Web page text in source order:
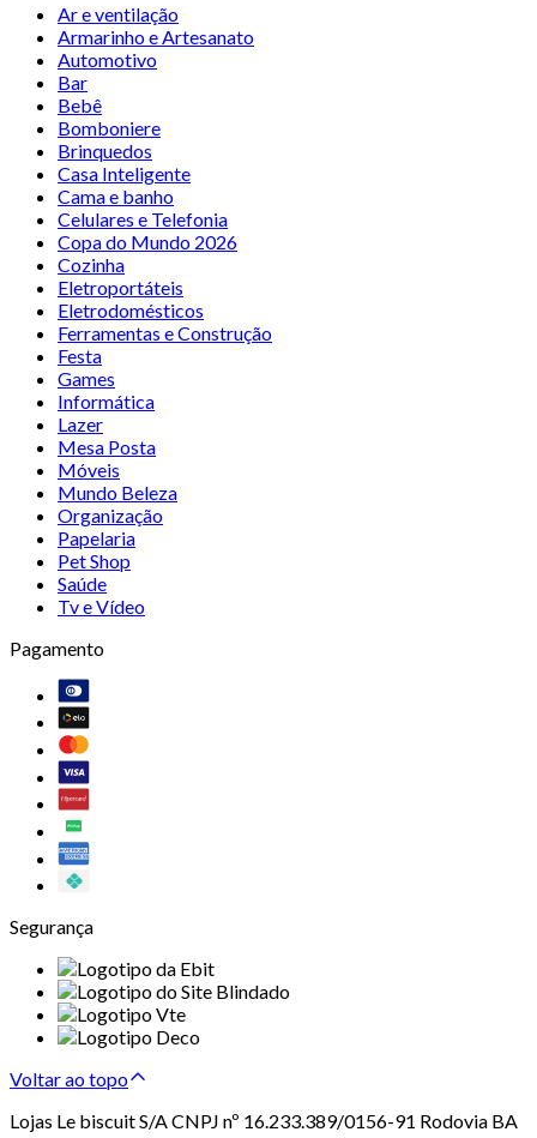
Ar e ventilação
Armarinho e Artesanato
Automotivo
Bar
Bebê
Bomboniere
Brinquedos
Casa Inteligente
Cama e banho
Celulares e Telefonia
Copa do Mundo 2026
Cozinha
Eletroportáteis
Eletrodomésticos
Ferramentas e Construção
Festa
Games
Informática
Lazer
Mesa Posta
Móveis
Mundo Beleza
Organização
Papelaria
Pet Shop
Saúde
Tv e Vídeo
Pagamento
Segurança
Voltar ao topo
Lojas Le biscuit S/A CNPJ nº 16.233.389/0156-91 Rodovia BA